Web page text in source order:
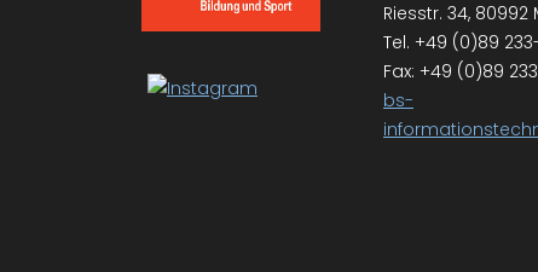
Riesstr. 34, 80992
Tel. +49 (0)89
Fax: +49 (0)89
bs-